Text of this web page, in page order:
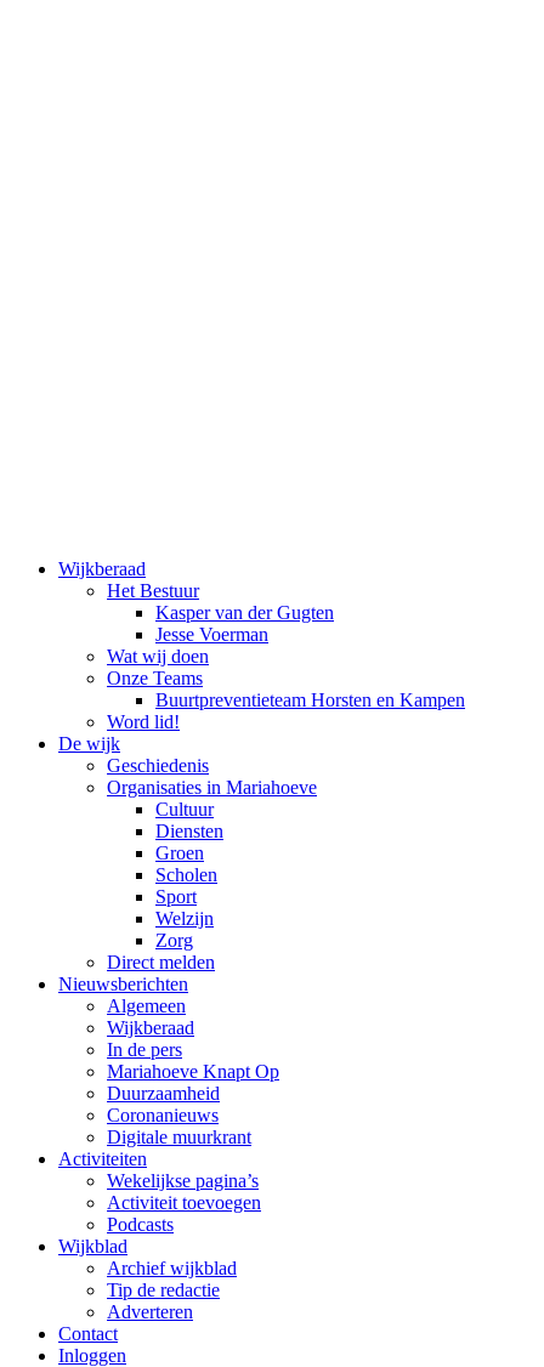
Wijkberaad
Het Bestuur
Kasper van der Gugten
Jesse Voerman
Wat wij doen
Onze Teams
Buurtpreventieteam Horsten en Kampen
Word lid!
De wijk
Geschiedenis
Organisaties in Mariahoeve
Cultuur
Diensten
Groen
Scholen
Sport
Welzijn
Zorg
Direct melden
Nieuwsberichten
Algemeen
Wijkberaad
In de pers
Mariahoeve Knapt Op
Duurzaamheid
Coronanieuws
Digitale muurkrant
Activiteiten
Wekelijkse pagina’s
Activiteit toevoegen
Podcasts
Wijkblad
Archief wijkblad
Tip de redactie
Adverteren
Contact
Inloggen